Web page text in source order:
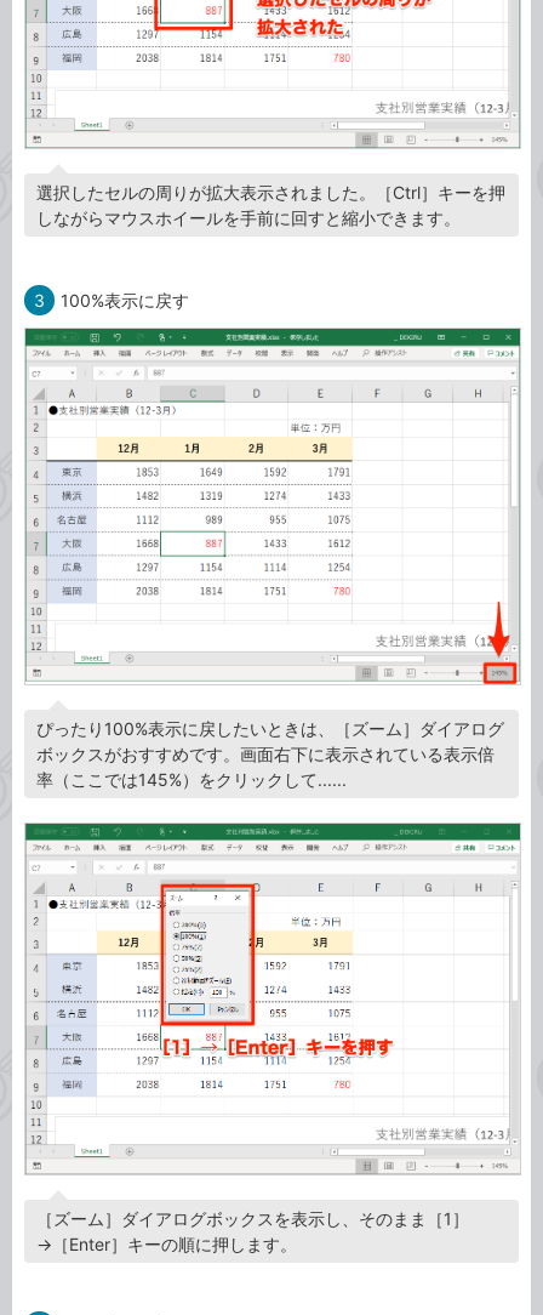
選択したセルの周りが拡大表示されました。［Ctrl］キーを押
しながらマウスホイールを手前に回すと縮小できます。
3 100%表示に戻す
ぴったり100%表示に戻したいときは、［ズーム］ダイアログ
ボックスがおすすめです。画面右下に表示されている表示倍
率（ここでは145%）をクリックして......
［ズーム］ダイアログボックスを表示し、そのまま［1］
→［Enter］キーの順に押します。